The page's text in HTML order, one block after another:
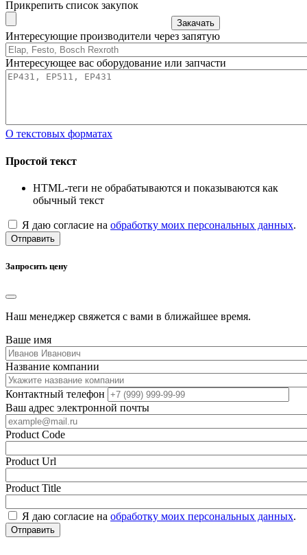
Прикрепить список закупок
Закачать
Интересующие производители через запятую
Интересующее вас оборудование или запчасти
О текстовых форматах
Простой текст
HTML-теги не обрабатываются и показываются как
обычный текст
Я даю согласие на обработку моих персональных данных.
Отправить
Запросить цену
Наш менеджер свяжется с вами в ближайшее время.
Ваше имя
Название компании
Контактный телефон
Ваш адрес электронной почты
Product Code
Product Url
Product Title
Я даю согласие на обработку моих персональных данных.
Отправить